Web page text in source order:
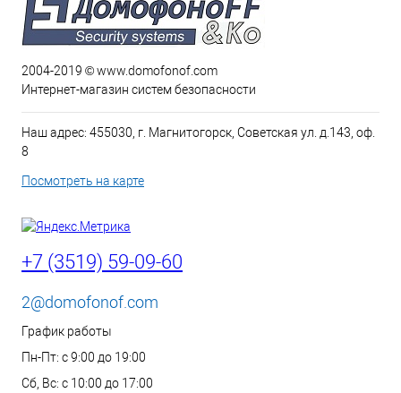
2004-2019 © www.domofonof.com
Интернет-магазин систем безопасности
Наш адрес: 455030, г. Магнитогорск, Советская ул. д.143, оф.
8
Посмотреть на карте
+7 (3519) 59-09-60
2@domofonof.com
График работы
Пн-Пт: с 9:00 до 19:00
Сб, Вс: с 10:00 до 17:00